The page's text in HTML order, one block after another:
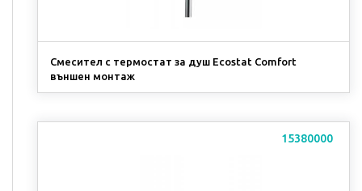
Смесител с термостат за душ Ecostat Comfort
външен монтаж
15380000